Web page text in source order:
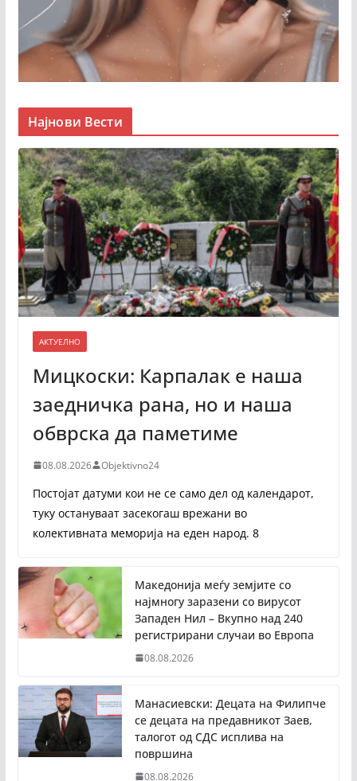
Најнови Вести
АКТУЕЛНО
Мицкоски: Карпалак е наша
заедничка рана, но и наша
обврска да паметиме
08.08.2026 Objektivno24
Постојат датуми кои не се само дел од календарот,
туку остануваат засекогаш врежани во
колективната меморија на еден народ. 8
Македонија меѓу земјите со
најмногу заразени со вирусот
Западен Нил – Вкупно над 240
регистрирани случаи во Европа
08.08.2026
Манасиевски: Децата на Филипче
се децата на предавникот Заев,
талогот од СДС исплива на
површина
08.08.2026